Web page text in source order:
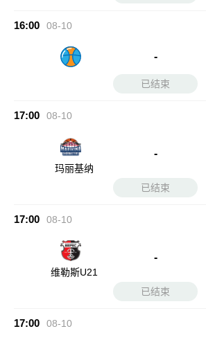
16:00 08-10
-
已结束
17:00 08-10
玛丽基纳
-
已结束
17:00 08-10
维勒斯U21
-
已结束
17:00 08-10